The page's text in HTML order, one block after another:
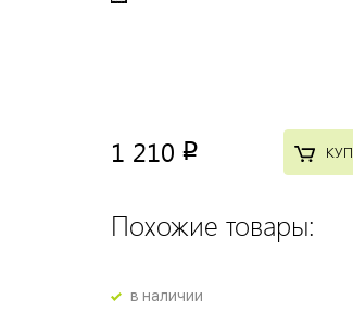
1 210 p
Похожие товары:
в наличии